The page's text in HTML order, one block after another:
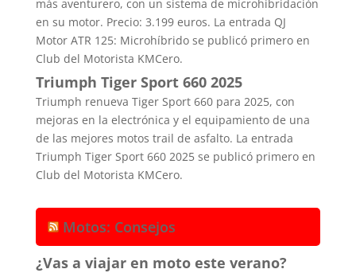
más aventurero, con un sistema de microhibridación
en su motor. Precio: 3.199 euros. La entrada QJ
Motor ATR 125: Microhíbrido se publicó primero en
Club del Motorista KMCero.
Triumph Tiger Sport 660 2025
Triumph renueva Tiger Sport 660 para 2025, con
mejoras en la electrónica y el equipamiento de una
de las mejores motos trail de asfalto. La entrada
Triumph Tiger Sport 660 2025 se publicó primero en
Club del Motorista KMCero.
Motos: Consejos
¿Vas a viajar en moto este verano?